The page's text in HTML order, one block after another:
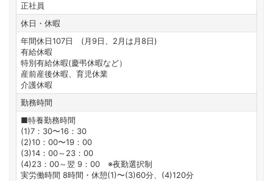
正社員
休日・休暇
年間休日107日 (月9日、2月は月8日)
有給休暇
特別有給休暇(慶弔休暇など）
産前産後休暇、育児休業
介護休暇
勤務時間
■特養勤務時間
(1)7：30〜16：30
(2)10：00〜19：00
(3)14：00～23：00
(4)23：00～翌 9：00 ※夜勤選択制
実労働時間 8時間・休憩(1)〜(3)60分、(4)120分